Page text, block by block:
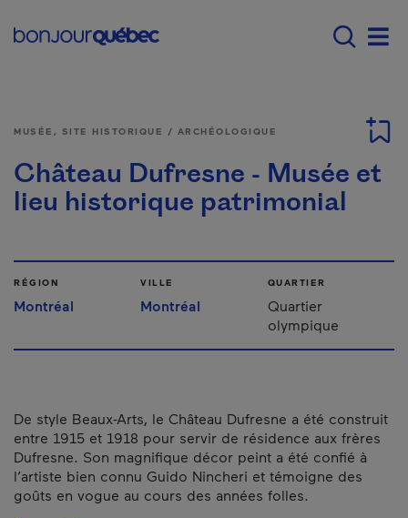
Main navigation -
MUSÉE, SITE HISTORIQUE / ARCHÉOLOGIQUE
Château Dufresne - Musée et
lieu historique patrimonial
RÉGION
Montréal
VILLE
Montréal
QUARTIER
Quartier
olympique
De style Beaux-Arts, le Château Dufresne a été construit
entre 1915 et 1918 pour servir de résidence aux frères
Dufresne. Son magnifique décor peint a été confié à
l’artiste bien connu Guido Nincheri et témoigne des
goûts en vogue au cours des années folles.